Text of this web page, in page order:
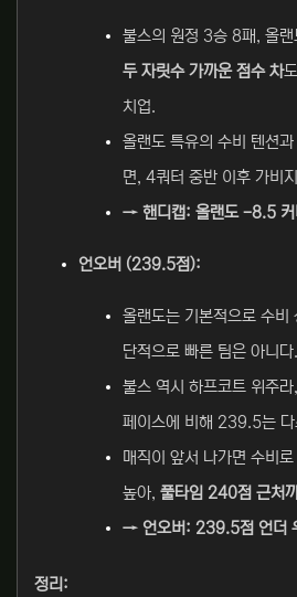
불스의 원정 3승 8패, 올
두 자릿수 가까운 점수 차
치업.
올랜도 특유의 수비 텐션
면, 4쿼터 중반 이후 가비
→ 핸디캡: 올랜도 -8.5 커
언오버 (239.5점):
올랜도는 기본적으로 수비
단적으로 빠른 팀은 아니다.
불스 역시 하프코트 위주
페이스에 비해 239.5는 다
매직이 앞서 나가면 수비
높아, 풀타임 240점 근처
→ 언오버: 239.5점 언더
정리: